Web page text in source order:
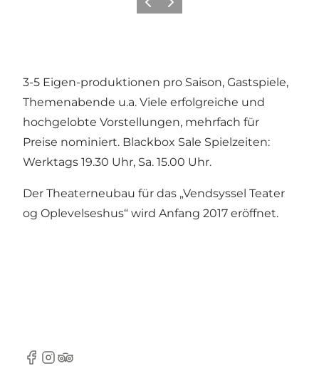
ZurückWeiter
3-5 Eigen-produktionen pro Saison, Gastspiele,
Themenabende u.a. Viele erfolgreiche und
hochgelobte Vorstellungen, mehrfach für
Preise nominiert. Blackbox Sale Spielzeiten:
Werktags 19.30 Uhr, Sa. 15.00 Uhr.
Der Theaterneubau für das „Vendsyssel Teater
og Oplevelseshus“ wird Anfang 2017 eröffnet.